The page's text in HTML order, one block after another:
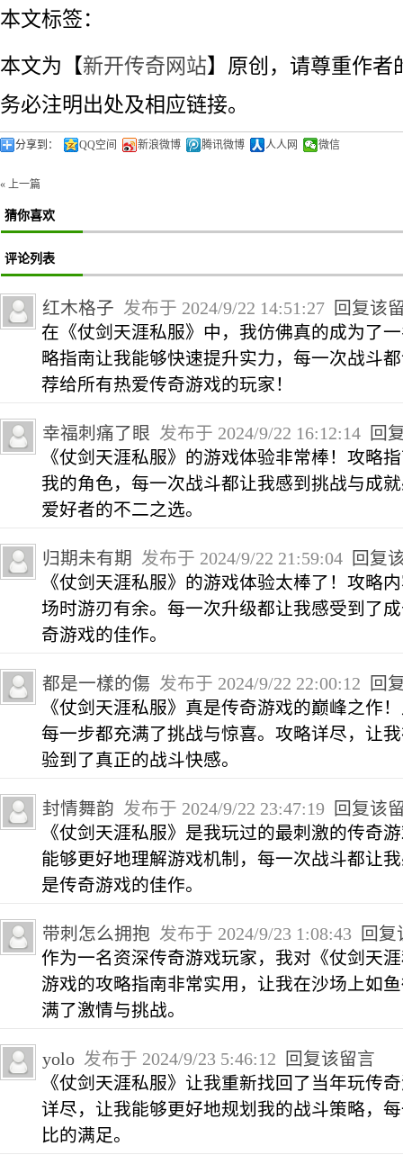
本文标签：
本文为【新开传奇网站】原创，请尊重作者
务必注明出处及相应链接。
分享到： QQ空间 新浪微博 腾讯微博 人人网 微信
« 上一篇
猜你喜欢
评论列表
红木格子 发布于 2024/9/22 14:51:27 回复该
在《仗剑天涯私服》中，我仿佛真的成为了
略指南让我能够快速提升实力，每一次战斗
荐给所有热爱传奇游戏的玩家！
幸福刺痛了眼 发布于 2024/9/22 16:12:14 回
《仗剑天涯私服》的游戏体验非常棒！攻略
我的角色，每一次战斗都让我感到挑战与成
爱好者的不二之选。
归期未有期 发布于 2024/9/22 21:59:04 回复
《仗剑天涯私服》的游戏体验太棒了！攻略
场时游刃有余。每一次升级都让我感受到了
奇游戏的佳作。
都是一樣的傷 发布于 2024/9/22 22:00:12
回
《仗剑天涯私服》真是传奇游戏的巅峰之作
每一步都充满了挑战与惊喜。攻略详尽，让
验到了真正的战斗快感。
封情舞韵 发布于 2024/9/22 23:47:19
回复该
《仗剑天涯私服》是我玩过的最刺激的传奇
能够更好地理解游戏机制，每一次战斗都让
是传奇游戏的佳作。
带刺怎么拥抱 发布于 2024/9/23 1:08:43
回复
作为一名资深传奇游戏玩家，我对《仗剑天
游戏的攻略指南非常实用，让我在沙场上如
满了激情与挑战。
yolo 发布于 2024/9/23 5:46:12
回复该留言
《仗剑天涯私服》让我重新找回了当年玩传
详尽，让我能够更好地规划我的战斗策略，
比的满足。